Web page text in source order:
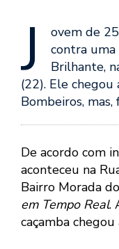
J
ovem de
contra uma
Brilhante,
(22). Ele
Bombeiros, mas,
De acordo com
aconteceu na
Bairro Morada
em Tempo Real.
caçamba